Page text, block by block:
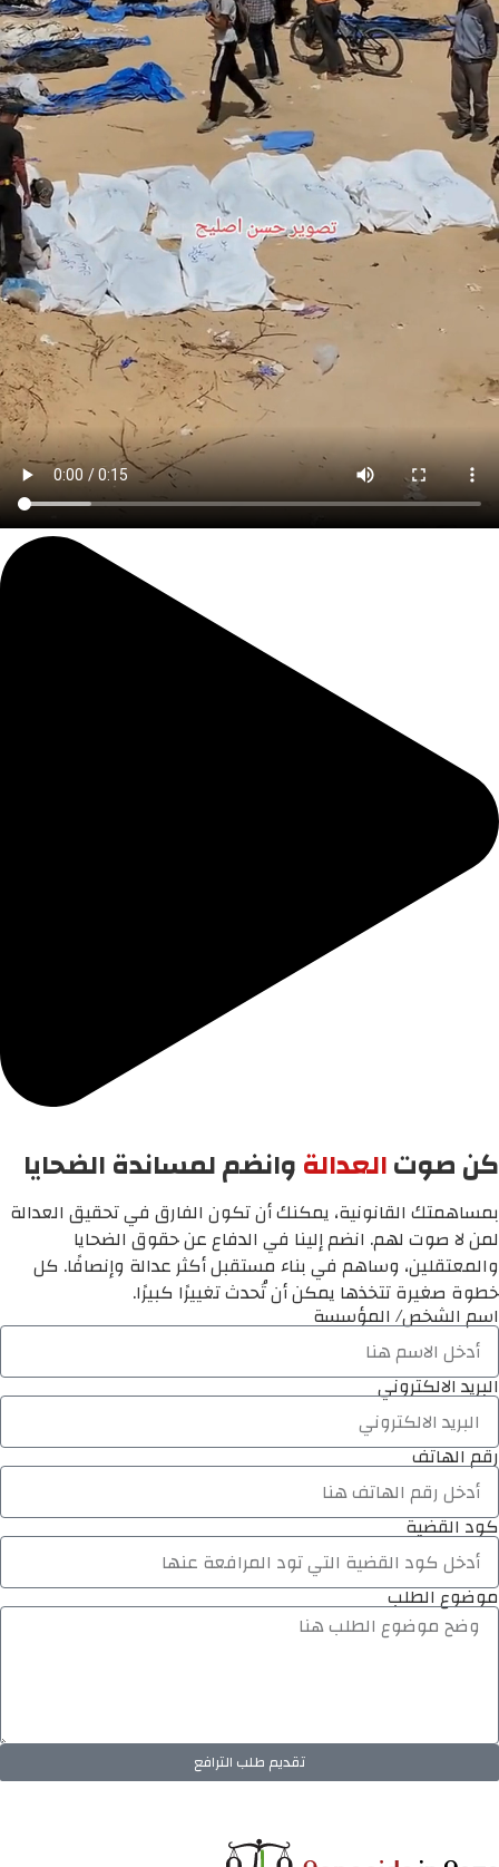
كن صوتالعدالةوانضم لمساندة الضحايا
بمساهمتك القانونية، يمكنك أن تكون الفارق في تحقيق العدالة
لمن لا صوت لهم. انضم إلينا في الدفاع عن حقوق الضحايا
والمعتقلين، وساهم في بناء مستقبل أكثر عدالة وإنصافًا. كل
خطوة صغيرة تتخذها يمكن أن تُحدث تغييرًا كبيرًا.
اسم الشخص/ المؤسسة
البريد الالكتروني
رقم الهاتف
كود القضية
موضوع الطلب
تقديم طلب الترافع